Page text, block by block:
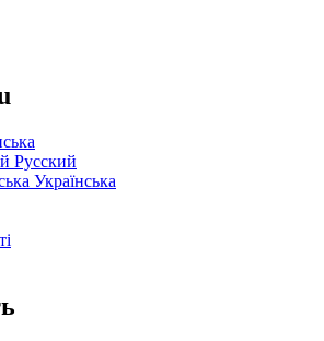
Русский
Українська